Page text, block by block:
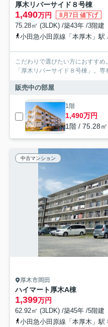
厚木リバーサイド８号棟
1,490万円 8月7日 値下げ
75.28㎡ (3LDK) /築43年 /3階建
小田急小田原線「本厚木」駅
こだわりで選びたい方におすす
「厚木リバーサイド８号棟」。
販売中の部屋
1階
1,490万円
1階 / 75.28
中古マンション
厚木市岡田
ハイマート厚木A棟
1,399万円
62.92㎡ (3LDK) /築45年 /5階建
小田急小田原線「本厚木」駅